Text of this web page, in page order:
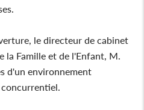
le directeur de cabinet
la Famille et de l'Enfant, M.
d'un environnement